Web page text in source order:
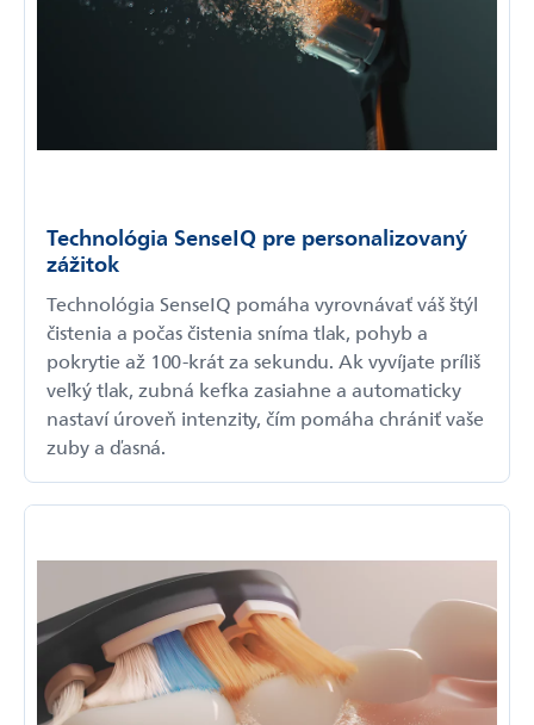
Technológia SenseIQ pre personalizovaný
zážitok
Technológia SenseIQ pomáha vyrovnávať váš štýl
čistenia a počas čistenia sníma tlak, pohyb a
pokrytie až 100-krát za sekundu. Ak vyvíjate príliš
veľký tlak, zubná kefka zasiahne a automaticky
nastaví úroveň intenzity, čím pomáha chrániť vaše
zuby a ďasná.